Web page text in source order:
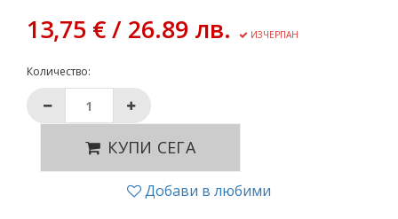
13,75 € / 26.89 лв. ИЗЧЕРПАН
Количество:
КУПИ СЕГА
Добави в любими